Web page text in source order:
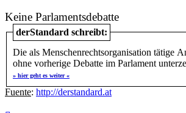
Keine Parlamentsdebatte
derStandard schreibt:
Die als Menschenrechtsorganisation tätige
ohne vorherige Debatte im Parlament
» hier geht es weiter «
Fuente: http://derstandard.at